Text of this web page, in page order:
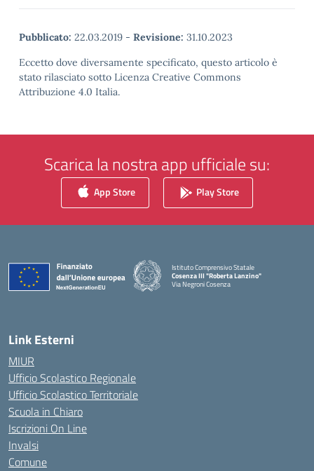
Pubblicato: 22.03.2019 - Revisione: 31.10.2023
Eccetto dove diversamente specificato, questo articolo è
stato rilasciato sotto Licenza Creative Commons
Attribuzione 4.0 Italia.
Scarica la nostra app ufficiale su:
App Store Play Store
Istituto Comprensivo Statale
Cosenza III "Roberta Lanzino"
Via Negroni Cosenza
— Visita la pagina iniziale della scuola
Link Esterni
MIUR
Ufficio Scolastico Regionale
Ufficio Scolastico Territoriale
Scuola in Chiaro
Iscrizioni On Line
Invalsi
Comune